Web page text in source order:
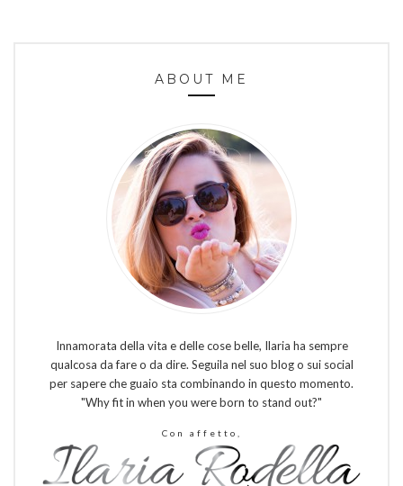
ABOUT ME
Innamorata della vita e delle cose belle, Ilaria ha sempre
qualcosa da fare o da dire. Seguila nel suo blog o sui social
per sapere che guaio sta combinando in questo momento.
"Why fit in when you were born to stand out?"
Con affetto,